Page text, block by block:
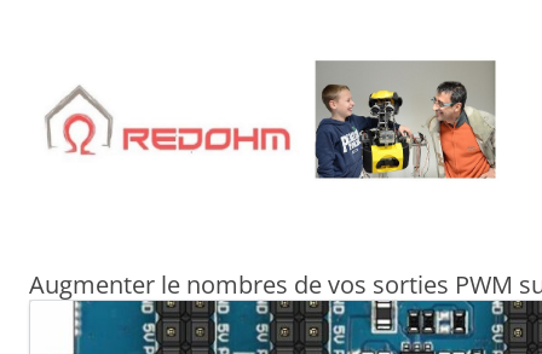
Augmenter le nombres de vos sorties PWM